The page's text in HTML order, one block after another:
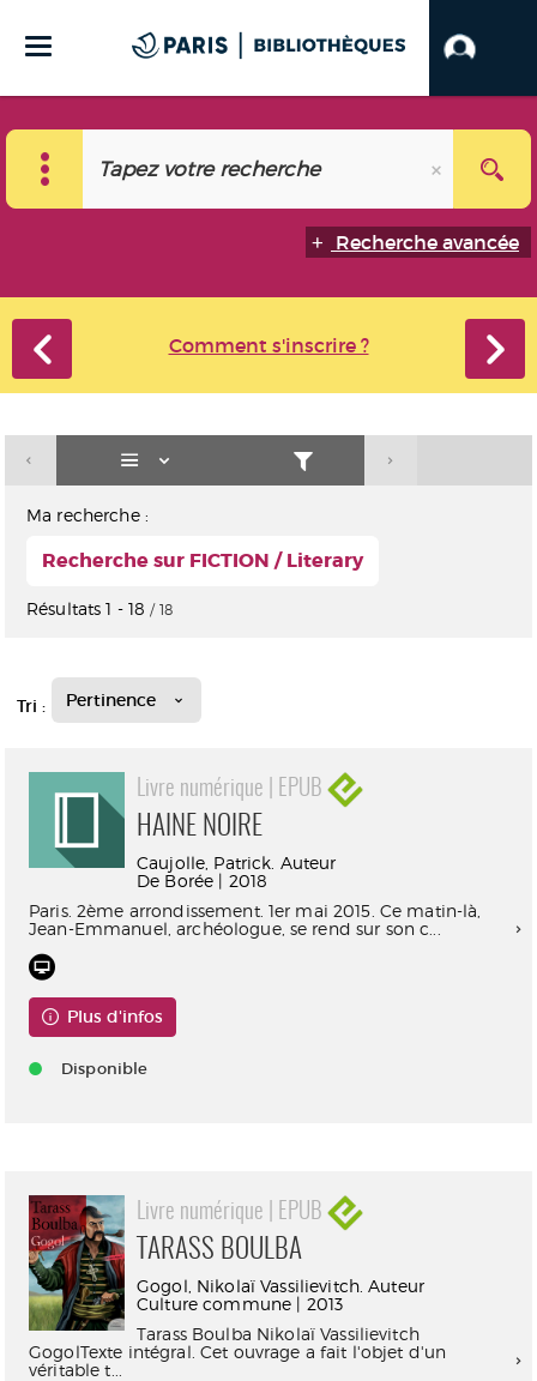
Recherche avancée
Comment s'inscrire ?
Ma recherche :
Recherche sur FICTION / Literary
Résultats1 - 18 / 18
Tri : Pertinence
Livre numérique | EPUB
HAINE NOIRE
Caujolle, Patrick. Auteur
De Borée | 2018
Paris. 2ème arrondissement. 1er mai 2015. Ce matin-là,
Jean-Emmanuel, archéologue, se rend sur son c...
Plus d'infos
Disponible
Livre numérique | EPUB
TARASS BOULBA
Gogol, Nikolaï Vassilievitch. Auteur
Culture commune | 2013
Tarass Boulba Nikolaï Vassilievitch
GogolTexte intégral. Cet ouvrage a fait l'objet d'un
véritable t...